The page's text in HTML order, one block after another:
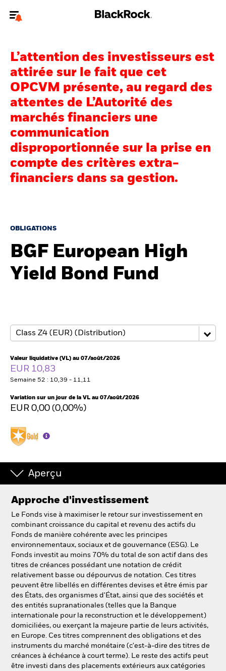
professionnels.
jourvotre type d'utilisateur.
Nous connaître
Thèmes
ETF iShares
Education
Intermédiaires financiers
iShares
Aladdin
L’attention des investisseurs est
attirée sur le fait que cet
OPCVM présente, au regard des
attentes de L’Autorité des
marchés financiers une
communication
disproportionnée sur la prise en
compte des critères extra-
financiers dans sa gestion.
OBLIGATIONS
BGF European High
Yield Bond Fund
Valeur liquidative (VL) au 07/août/2026
EUR 10,83
Semaine 52 : 10,39 - 11,11
Variation sur un jour de la VL au 07/août/2026
EUR 0,00 (0,00%)
Aperçu
Approche d'investissement
Le Fonds vise à maximiser le retour sur investissement en
combinant croissance du capital et revenu des actifs du
Fonds de manière cohérente avec les principes
environnementaux, sociaux et de gouvernance (ESG). Le
Fonds investit au moins 70% du total de son actif dans des
titres de créances possédant une notation de crédit
relativement basse ou dépourvus de notation. Ces titres
peuvent être libellés en différentes devises et être émis par
des États, des organismes d'État, ainsi que des sociétés et
des entités supranationales (telles que la Banque
internationale pour la reconstruction et le développement)
domiciliées, ou exerçant la majeure partie de leurs activités,
en Europe. Ces titres comprennent des obligations et des
instruments du marché monétaire (c'est-à-dire des titres de
créances à échéance à court terme). Le reste des actifs peut
être investi dans des placements extérieurs aux catégories